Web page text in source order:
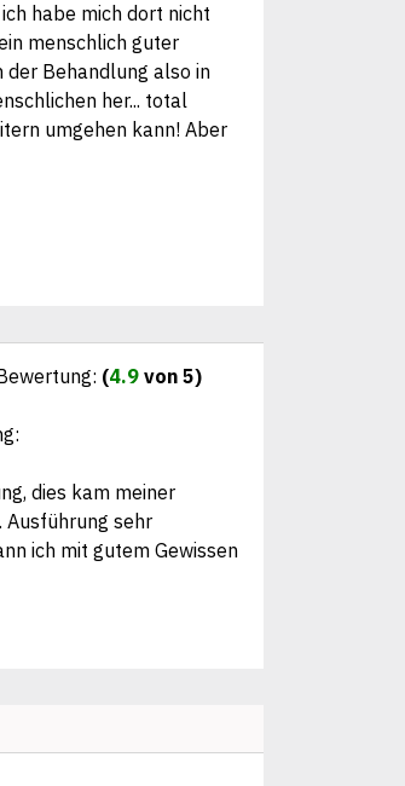
habe mich dort nicht
menschlich guter
Behandlung also in
her... total
umgehen kann! Aber
(4.9 von 5)
dies kam meiner
Ausführung sehr
ich mit gutem Gewissen